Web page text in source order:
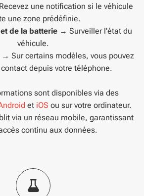
une notification si le véhicule
une zone prédéfinie.
de la batterie→ Surveiller l'état du
véhicule.
→ Sur certains modèles, vous pouvez
depuis votre téléphone.
sont disponibles via des
et iOS ou sur votre ordinateur.
via un réseau mobile, garantissant
continu aux données.